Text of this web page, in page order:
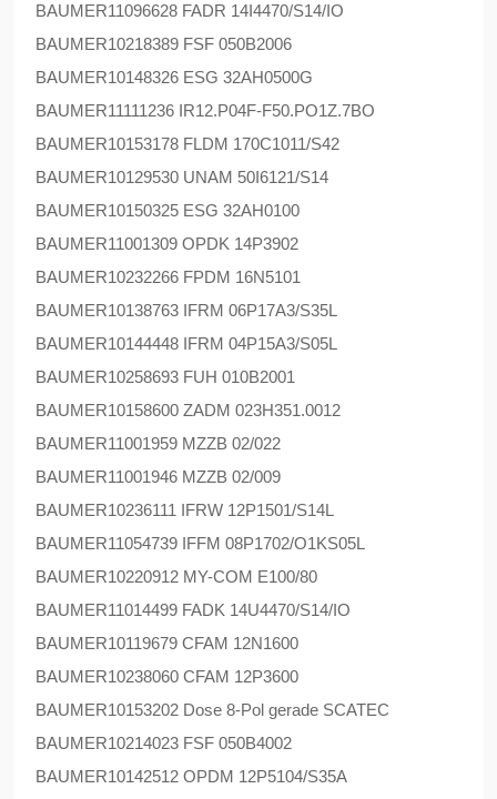
BAUMER11096628 FADR 14I4470/S14/IO
BAUMER10218389 FSF 050B2006
BAUMER10148326 ESG 32AH0500G
BAUMER11111236 IR12.P04F-F50.PO1Z.7BO
BAUMER10153178 FLDM 170C1011/S42
BAUMER10129530 UNAM 50I6121/S14
BAUMER10150325 ESG 32AH0100
BAUMER11001309 OPDK 14P3902
BAUMER10232266 FPDM 16N5101
BAUMER10138763 IFRM 06P17A3/S35L
BAUMER10144448 IFRM 04P15A3/S05L
BAUMER10258693 FUH 010B2001
BAUMER10158600 ZADM 023H351.0012
BAUMER11001959 MZZB 02/022
BAUMER11001946 MZZB 02/009
BAUMER10236111 IFRW 12P1501/S14L
BAUMER11054739 IFFM 08P1702/O1KS05L
BAUMER10220912 MY-COM E100/80
BAUMER11014499 FADK 14U4470/S14/IO
BAUMER10119679 CFAM 12N1600
BAUMER10238060 CFAM 12P3600
BAUMER10153202 Dose 8-Pol gerade SCATEC
BAUMER10214023 FSF 050B4002
BAUMER10142512 OPDM 12P5104/S35A